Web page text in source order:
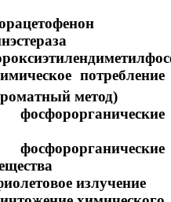
потребление
метод)
излучение